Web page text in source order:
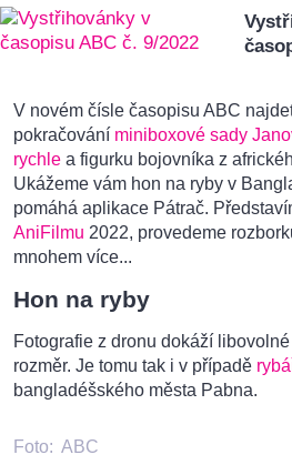
V novém čísle časopisu ABC
pokračování miniboxové sady
rychle a figurku bojovníka z
Ukážeme vám hon na ryby v
pomáhá aplikace Pátrač.
AniFilmu 2022, provedeme
mnohem více...
Hon na ryby
Fotografie z dronu dokáží
rozměr. Je tomu tak i v případě
bangladéšského města Pabna.
Foto: ABC